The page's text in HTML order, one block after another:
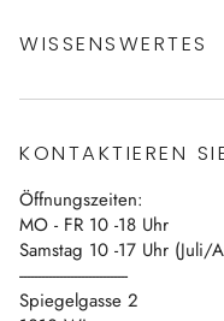
Datenschutz
Impressum
Vertrag widerrufen
WISSENSWERTES
Blog
Kontakt
KONTAKTIEREN
Öffnungszeiten:
MO - FR 10 -18 Uhr
Samstag 10 -17 Uhr (Juli/
------------------------------
Spiegelgasse 2